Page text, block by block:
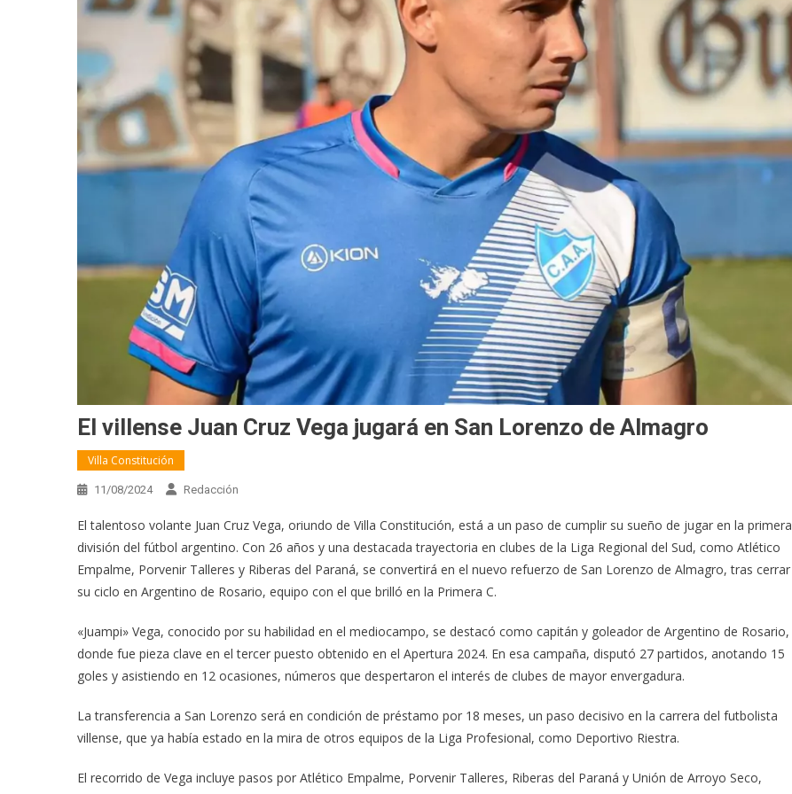
El villense Juan Cruz Vega jugará en San Lorenzo de Almagro
Villa Constitución
11/08/2024 Redacción
El talentoso volante Juan Cruz Vega, oriundo de Villa Constitución, está a un paso de cumplir su sueño de jugar en la primera
división del fútbol argentino. Con 26 años y una destacada trayectoria en clubes de la Liga Regional del Sud, como Atlético
Empalme, Porvenir Talleres y Riberas del Paraná, se convertirá en el nuevo refuerzo de San Lorenzo de Almagro, tras cerrar
su ciclo en Argentino de Rosario, equipo con el que brilló en la Primera C.
«Juampi» Vega, conocido por su habilidad en el mediocampo, se destacó como capitán y goleador de Argentino de Rosario,
donde fue pieza clave en el tercer puesto obtenido en el Apertura 2024. En esa campaña, disputó 27 partidos, anotando 15
goles y asistiendo en 12 ocasiones, números que despertaron el interés de clubes de mayor envergadura.
La transferencia a San Lorenzo será en condición de préstamo por 18 meses, un paso decisivo en la carrera del futbolista
villense, que ya había estado en la mira de otros equipos de la Liga Profesional, como Deportivo Riestra.
El recorrido de Vega incluye pasos por Atlético Empalme, Porvenir Talleres, Riberas del Paraná y Unión de Arroyo Seco,